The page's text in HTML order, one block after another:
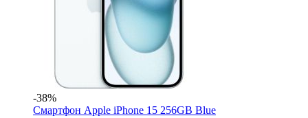
-38%
Смартфон Apple iPhone 15 256GB Blue